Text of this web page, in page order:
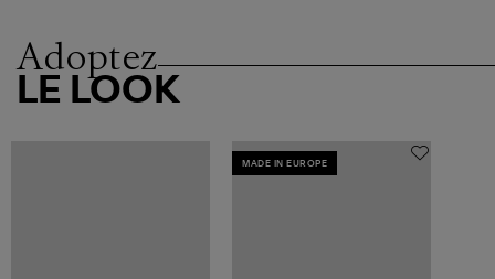
Adoptez
LE LOOK
MADE IN EUROPE